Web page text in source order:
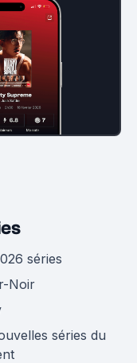
séries
Noir
séries du